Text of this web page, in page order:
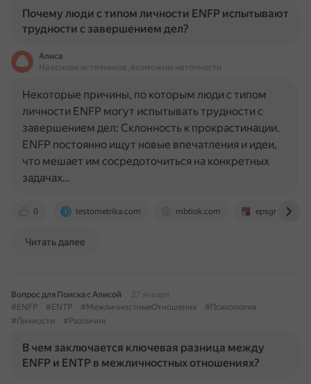
Почему люди с типом личности ENFP испытывают
трудности с завершением дел?
Алиса
На основе источников, возможны неточности
0 testometrika.com mbtiok.com epsgroup-
Некоторые причины, по которым люди с типом
личности ENFP могут испытывать трудности с
завершением дел: Склонность к прокрастинации.
ENFP постоянно ищут новые впечатления и идеи,
что мешает им сосредоточиться на конкретных
задачах…
Читать далее
Вопрос для Поиска с Алисой
27 января
#ENFP
#ENTP #МежличностныеОтношения
#Психология
#Личности
#Различия
В чем заключается ключевая разница между
ENFP и ENTP в межличностных отношениях?